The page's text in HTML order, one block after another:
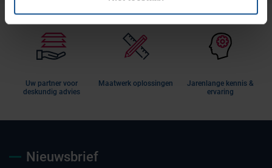
Uw partner voor
deskundig advies
Maatwerk oplossingen
Jarenlange kennis &
ervaring
Nieuwsbrief